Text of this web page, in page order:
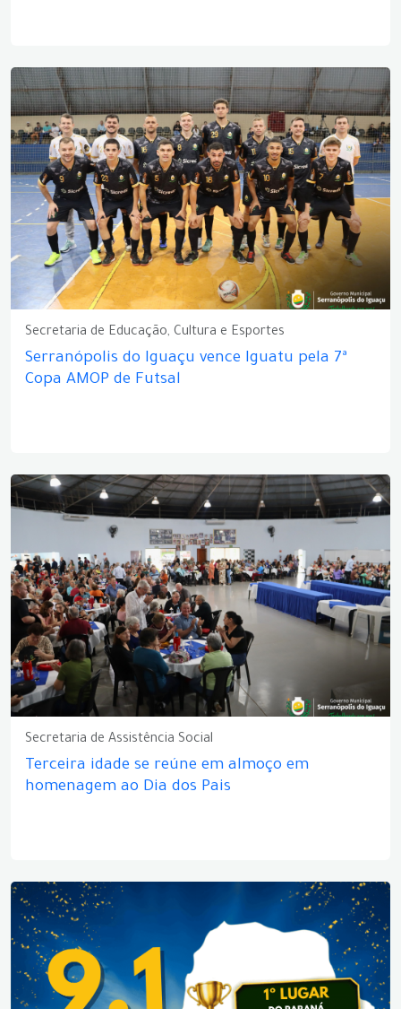
Secretaria de Educação, Cultura e Esportes
Serranópolis do Iguaçu vence Iguatu pela 7ª
Copa AMOP de Futsal
Secretaria de Assistência Social
Terceira idade se reúne em almoço em
homenagem ao Dia dos Pais